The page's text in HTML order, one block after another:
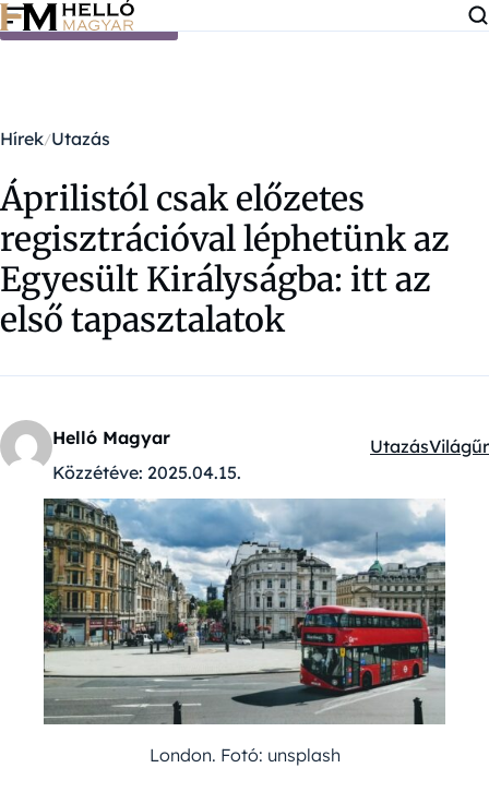
Ugrás a tartalomra
Hírek Utazás
Áprilistól csak előzetes
regisztrációval léphetünk az
Egyesült Királyságba: itt az
első tapasztalatok
Helló Magyar
Közzétéve: 2025.04.15.
Kategóriák:
UtazásVilágűr
London. Fotó: unsplash